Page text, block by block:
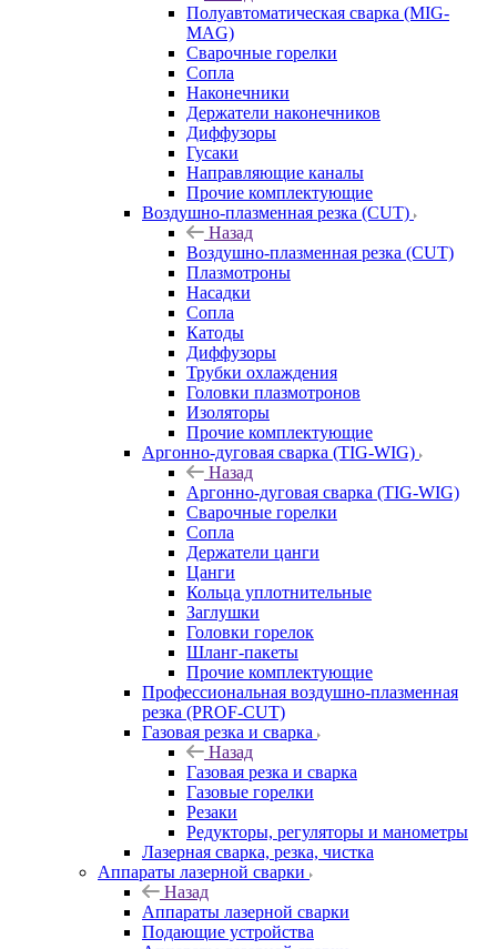
Полуавтоматическая сварка (MIG-
MAG)
Сварочные горелки
Сопла
Наконечники
Держатели наконечников
Диффузоры
Гусаки
Направляющие каналы
Прочие комплектующие
Воздушно-плазменная резка (CUT)
Назад
Воздушно-плазменная резка (CUT)
Плазмотроны
Насадки
Сопла
Катоды
Диффузоры
Трубки охлаждения
Головки плазмотронов
Изоляторы
Прочие комплектующие
Аргонно-дуговая сварка (TIG-WIG)
Назад
Аргонно-дуговая сварка (TIG-WIG)
Сварочные горелки
Сопла
Держатели цанги
Цанги
Кольца уплотнительные
Заглушки
Головки горелок
Шланг-пакеты
Прочие комплектующие
Профессиональная воздушно-плазменная
резка (PROF-CUT)
Газовая резка и сварка
Назад
Газовая резка и сварка
Газовые горелки
Резаки
Редукторы, регуляторы и манометры
Лазерная сварка, резка, чистка
Аппараты лазерной сварки
Назад
Аппараты лазерной сварки
Подающие устройства